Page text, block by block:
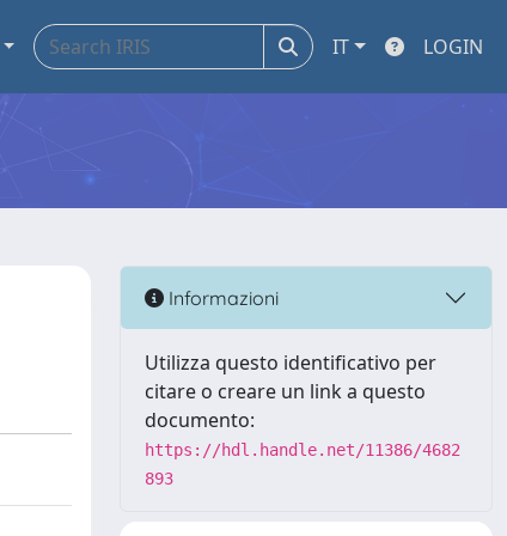
IT LOGIN
Informazioni
Utilizza questo identificativo per
citare o creare un link a questo
documento:
https://hdl.handle.net/11386/4682
893